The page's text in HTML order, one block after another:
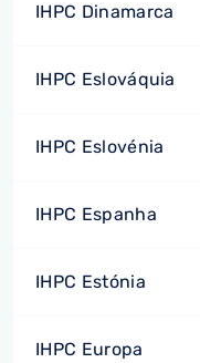
IHPC Dinamarca
IHPC Eslováquia
IHPC Eslovénia
IHPC Espanha
IHPC Estónia
IHPC Europa